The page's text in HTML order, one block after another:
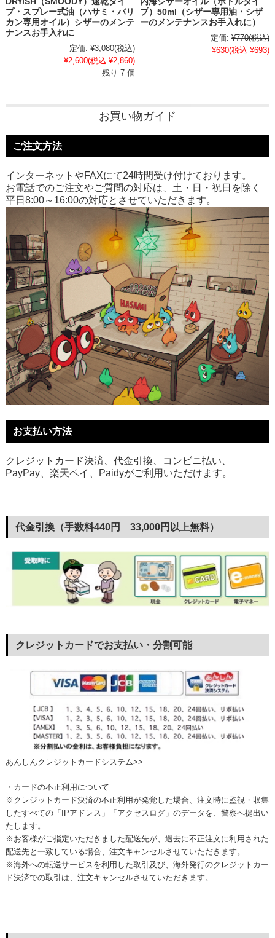
プ・スプレー式油（ハサミ・バリ
カン専用オイル）シザーのメンテ
ナンスお手入れに
定価: ¥3,080(税込)
¥2,600(税込 ¥2,860)
残り 7 個
プ）50ml（シザー専用油・シザ
ーのメンテナンスお手入れに）
定価: ¥770(税込)
¥630(税込 ¥693)
お買い物ガイド
ご注文方法
インターネットやFAXにて24時間受け付けております。
お電話でのご注文やご質問の対応は、土・日・祝日を除く
平日8:00～16:00の対応とさせていただきます。
お支払い方法
クレジットカード決済、代金引換、コンビニ払い、
PayPay、楽天ペイ、Paidyがご利用いただけます。
代金引換（手数料440円 33,000円以上無料）
クレジットカードでお支払い・分割可能
あんしんクレジットカードシステム>>
・カードの不正利用について
※クレジットカード決済の不正利用が発覚した場合、注文時に監視・収集
したすべての「IPアドレス」「アクセスログ」のデータを、警察へ提出い
たします。
※お客様がご指定いただきました配送先が、過去に不正注文に利用された
配送先と一致している場合、注文キャンセルさせていただきます。
※海外への転送サービスを利用した取引及び、海外発行のクレジットカー
ド決済での取引は、注文キャンセルさせていただきます。